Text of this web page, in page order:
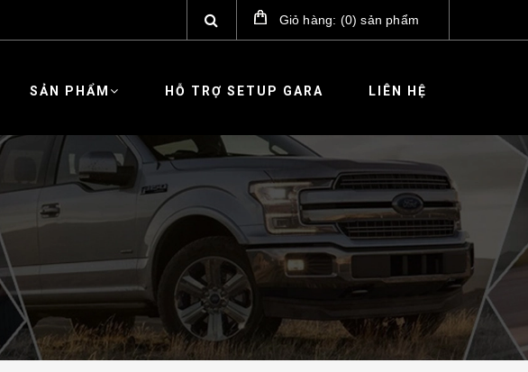
Giỏ hàng: (0)sản phẩm
SẢN PHẨM HỖ TRỢ SETUP GARA LIÊN HỆ